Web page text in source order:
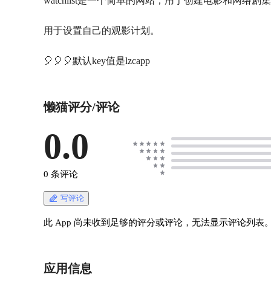
用于设置自己的观影计划。
🎈🎈🎈默认key值是lzcapp
懒猫评分/评论
0.0
0 条评论
写评论
此 App 尚未收到足够的评分或评论，无法显示评论列表
应用信息